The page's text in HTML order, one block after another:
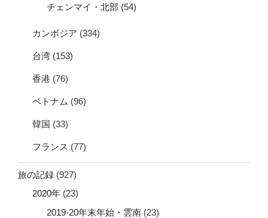
チェンマイ・北部 (54)
カンボジア (334)
台湾 (153)
香港 (76)
ベトナム (96)
韓国 (33)
フランス (77)
旅の記録 (927)
2020年 (23)
2019-20年末年始・雲南 (23)